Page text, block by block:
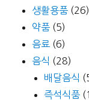
생활용품 (26)
약품 (5)
음료 (6)
음식 (28)
배달음식
즉석식품